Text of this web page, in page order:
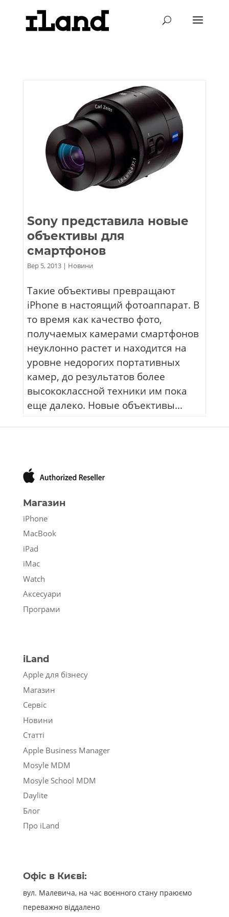
Sony представила новые
объективы для
смартфонов
Вер 5, 2013| Новини
Такие объективы превращают
iPhone в настоящий фотоаппарат. В
то время как качество фото,
получаемых камерами смартфонов
неуклонно растет и находится на
уровне недорогих портативных
камер, до результатов более
высококлассной техники им пока
еще далеко. Новые объективы...
Магазин
iPhone
MacBook
iPad
iMac
Watch
Аксесуари
Програми
iLand
Apple для бізнесу
Магазин
Сервіс
Новини
Статті
Apple Business Manager
Mosyle MDM
Mosyle School MDM
Daylite
Блог
Про iLand
Офіс в Києві:
вул. Малевича, на час воєнного стану праюємо
переважно віддалено